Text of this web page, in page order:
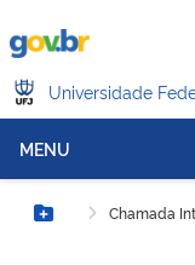
Universidade
MENU
Botão Menu
Chamada